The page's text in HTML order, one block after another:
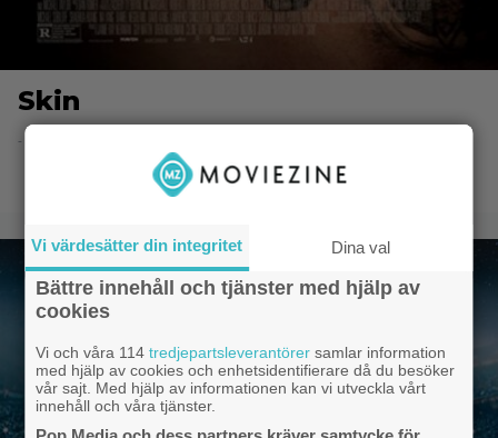
Skin
- 25.2.2019 14:00
Vi värdesätter din integritet Dina val
Bättre innehåll och tjänster med hjälp av
cookies
Vi och våra 114tredjepartsleverantörer samlar information
med hjälp av cookies och enhetsidentifierare då du besöker
vår sajt. Med hjälp av informationen kan vi utveckla vårt
innehåll och våra tjänster.